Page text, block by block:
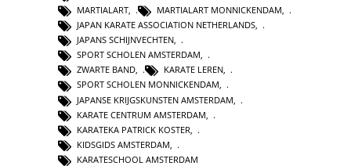
MARTIALART, MARTIALART MONNICKENDAM,
JAPAN KARATE ASSOCIATION NETHERLANDS,
JAPANS SCHIJNVECHTEN,
SPORT SCHOLEN AMSTERDAM,
ZWARTE BAND, KARATE LEREN,
SPORT SCHOLEN MONNICKENDAM,
JAPANSE KRIJGSKUNSTEN AMSTERDAM
KARATE CENTRUM AMSTERDAM
KARATEKA PATRICK KOSTER
KIDSGIDS AMSTERDAM
KARATESCHOOL AMSTERDAM